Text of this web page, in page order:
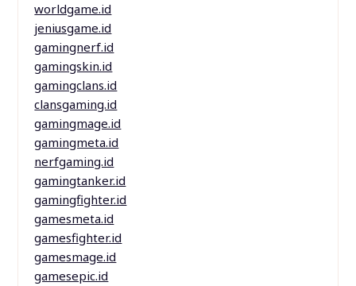
worldgame.id
jeniusgame.id
gamingnerf.id
gamingskin.id
gamingclans.id
clansgaming.id
gamingmage.id
gamingmeta.id
nerfgaming.id
gamingtanker.id
gamingfighter.id
gamesmeta.id
gamesfighter.id
gamesmage.id
gamesepic.id